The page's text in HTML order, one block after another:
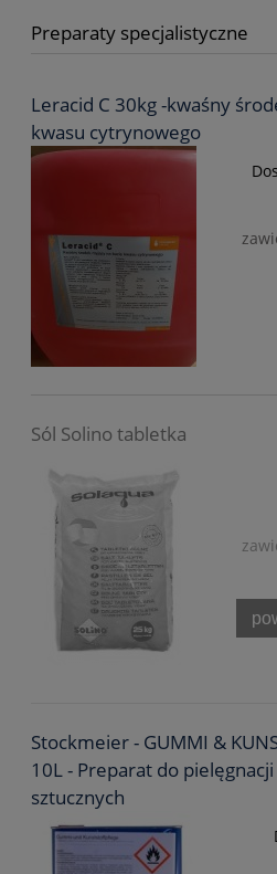
Preparaty specjalistyczne
Leracid C 30kg -kwaśny
kwasu cytrynowego
Sól Solino tabletka
Stockmeier - GUMMI &
10L - Preparat do
sztucznych